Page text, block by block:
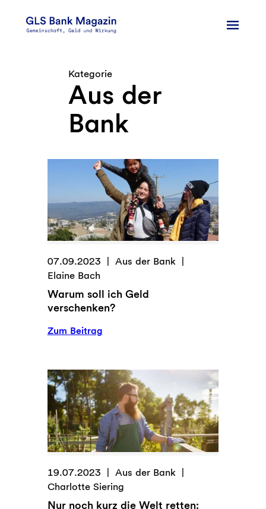
Inhalt
Kategorie
Aus der
Bank
07.09.2023
Aus der Bank
Elaine Bach
Warum soll ich Geld
verschenken?
Zum Beitrag:
ich
Geld
verschenken?
19.07.2023
Aus der Bank
Charlotte Siering
Nur noch kurz die Welt retten: